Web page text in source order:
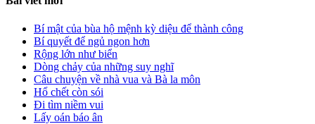
Bí mật của bùa hộ mệnh kỳ diệu để thành công
Bí quyết để ngủ ngon hơn
Rộng lớn như biển
Dòng chảy của những suy nghĩ
Câu chuyện về nhà vua và Bà la môn
Hổ chết còn sói
Đi tìm niềm vui
Lấy oán báo ân